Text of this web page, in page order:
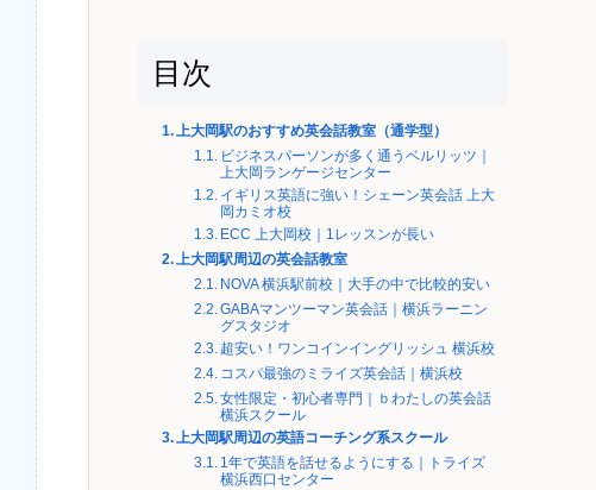
目次
上大岡駅のおすすめ英会話教室（通学型）
ビジネスパーソンが多く通うベルリッツ｜
上大岡ランゲージセンター
イギリス英語に強い！シェーン英会話 上大
岡カミオ校
ECC 上大岡校｜1レッスンが長い
上大岡駅周辺の英会話教室
NOVA 横浜駅前校｜大手の中で比較的安い
GABAマンツーマン英会話｜横浜ラーニン
グスタジオ
超安い！ワンコインイングリッシュ 横浜校
コスパ最強のミライズ英会話｜横浜校
女性限定・初心者専門｜ｂわたしの英会話
横浜スクール
上大岡駅周辺の英語コーチング系スクール
1年で英語を話せるようにする｜トライズ
横浜西口センター